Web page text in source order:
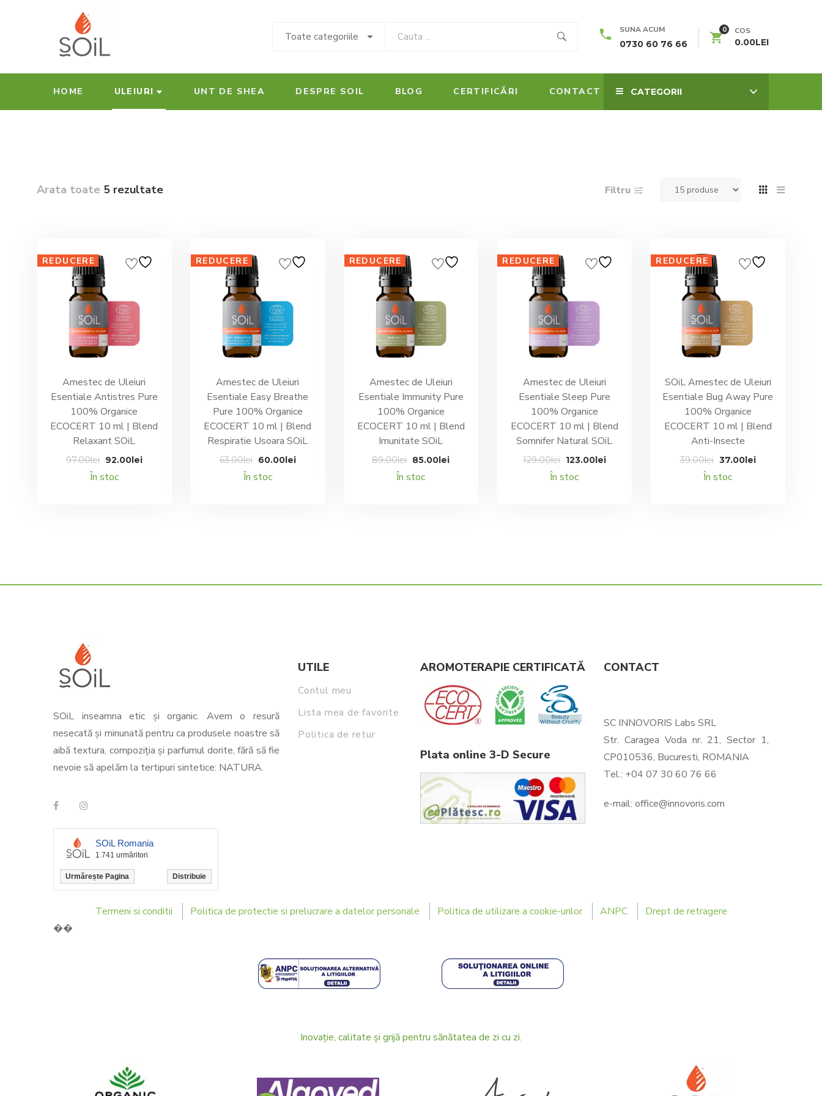
Toate categoriile
SUNA ACUM
0730 60 76 66
0 COS
0.00LEI
HOME ULEIURI UNT DE SHEA DESPRE SOIL BLOG CERTIFICĂRI CONTACT CATEGORII
Arata toate 5 rezultate Filtru
REDUCERE
Amestec de Uleiuri
Esentiale Antistres Pure
100% Organice
ECOCERT 10 ml | Blend
Relaxant SOiL
97.00lei Prețul
inițial
92.00leiPrețul
În stoc
REDUCERE
Amestec de Uleiuri
Esentiale Easy Breathe
Pure 100% Organice
ECOCERT 10 ml | Blend
Respiratie Usoara SOiL
63.00lei Prețul
inițial
60.00leiPrețul
În stoc
REDUCERE
Amestec de Uleiuri
Esentiale Immunity Pure
100% Organice
ECOCERT 10 ml | Blend
Imunitate SOiL
89.00lei Prețul
inițial
85.00leiPrețul
În stoc
REDUCERE
Amestec de Uleiuri
Esentiale Sleep Pure
100% Organice
ECOCERT 10 ml | Blend
Somnifer Natural SOiL
129.00lei Prețul
inițial
123.00leiPrețul
În stoc
REDUCERE
SOiL Amestec de Uleiuri
Esentiale Bug Away Pure
100% Organice
ECOCERT 10 ml | Blend
Anti-Insecte
39.00lei Prețul
inițial
37.00leiPrețul
În stoc
SOiL inseamna etic și organic. Avem o resură
nesecată și minunată pentru ca produsele noastre să
aibă textura, compoziția și parfumul dorite, fără să fie
nevoie să apelăm la tertipuri sintetice: NATURA.
SOiL Romania
1.741 urmăritori
Urmărește Pagina Distribuie
UTILE
Contul meu
Lista mea de favorite
Politica de retur
AROMOTERAPIE CERTIFICATĂ
Plata online 3-D Secure
CONTACT
SC INNOVORIS Labs SRL
Str. Caragea Voda nr. 21, Sector 1,
CP010536, Bucuresti, ROMANIA
Tel.: +04 07 30 60 76 66
e-mail: office@innovoris.com
Termeni si conditii Politica de protectie si prelucrare a datelor personale Politica de utilizare a cookie-urilor ANPC
Drept de retragere
��
Inovație, calitate și grijă pentru sănătatea de zi cu zi.